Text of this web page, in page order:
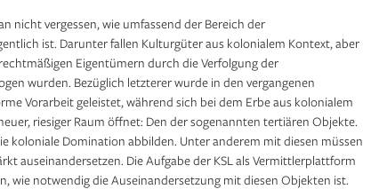
nicht vergessen, wie umfassend der Bereich der
ist. Darunter fallen Kulturgüter aus kolonialem Kontext, aber
Eigentümern durch die Verfolgung der
wurden. Bezüglich letzterer wurde in den vergangenen
Vorarbeit geleistet, während sich bei dem Erbe aus kolonialem
riesiger Raum öffnet: Den der sogenannten tertiären Objekte.
koloniale Domination abbilden. Unter anderem mit diesen müssen
auseinandersetzen. Die Aufgabe der KSL als Vermittlerplattform
wie notwendig die Auseinandersetzung mit diesen Objekten ist.